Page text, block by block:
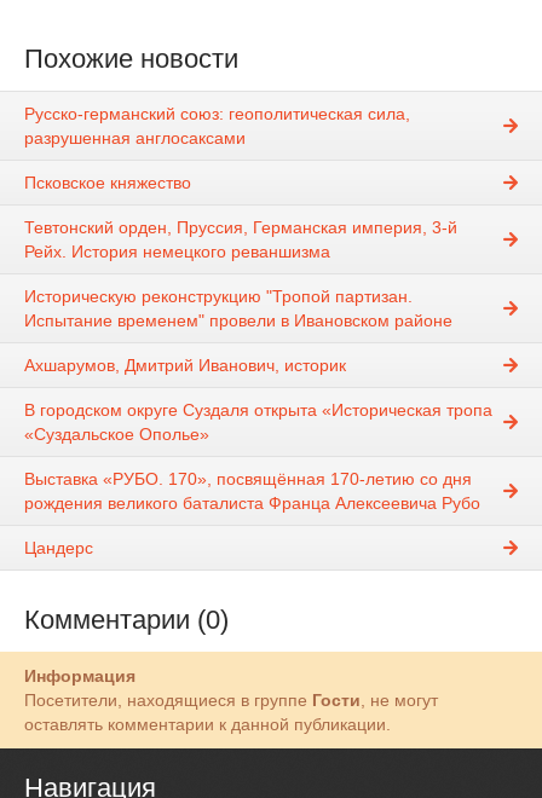
Похожие новости
Русско-германский союз: геополитическая сила,
разрушенная англосаксами
Псковское княжество
Тевтонский орден, Пруссия, Германская империя, 3-й
Рейх. История немецкого реваншизма
Историческую реконструкцию "Тропой партизан.
Испытание временем" провели в Ивановском районе
Ахшарумов, Дмитрий Иванович, историк
В городском округе Суздаля открыта «Историческая тропа
«Суздальское Ополье»
Выставка «РУБО. 170», посвящённая 170-летию со дня
рождения великого баталиста Франца Алексеевича Рубо
Цандерс
Комментарии (0)
Информация
Посетители, находящиеся в группе Гости, не могут
оставлять комментарии к данной публикации.
Навигация